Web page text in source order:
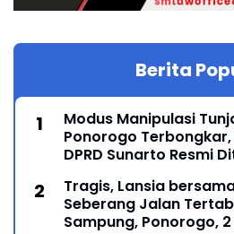
Berita
Modus Manipulasi
Ponorogo
DPRD Sunarto Resmi
Tragis, Lansia
Seberang Jalan
Sampung, Ponorogo,